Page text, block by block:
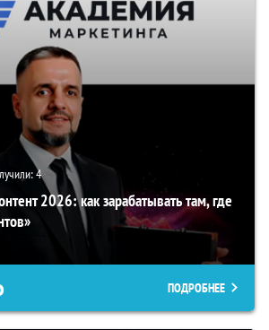
4
2026: как зарабатывать там, где
ПОДРОБНЕЕ